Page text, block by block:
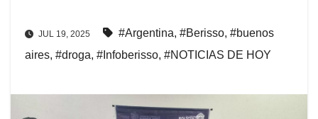
JUL 19, 2025 #Argentina, #Berisso, #buenos
aires, #droga, #Infoberisso, #NOTICIAS DE HOY